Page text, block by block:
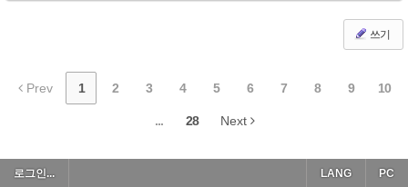
쓰기
Prev 1 2 3 4 5 6 7 8 9 10
... 28 Next
로그인... PC
LANG